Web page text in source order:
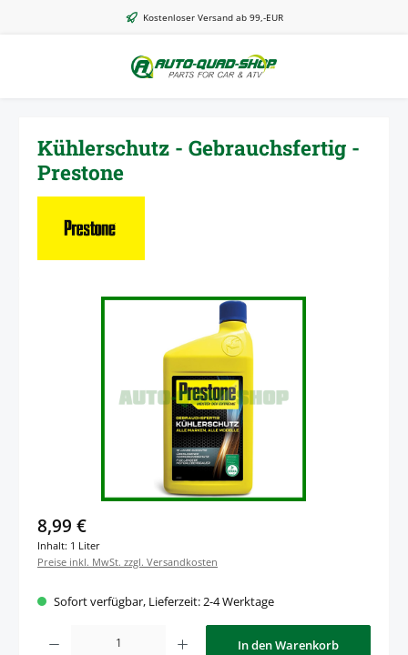
Zum Hauptinhalt springenKostenloser Versand ab 99,-EUR
Kühlerschutz - Gebrauchsfertig -
Prestone
Bildergalerie überspringen
Regulärer Preis:
8,99 €
Inhalt: 1 Liter
Preise inkl. MwSt. zzgl. Versandkosten
Sofort verfügbar, Lieferzeit: 2-4 Werktage
Produkt Anzahl: Gib den gewünschten Wert ein oder benutze die
In den Warenkorb